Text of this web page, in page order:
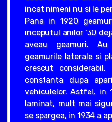
incat nimeni nu si le
Pana in 1920
inceputul anilor ‘30
aveau geamuri.
geamurile laterale si
crescut
constanta dupa
vehiculelor. Astfel, in
laminat, mult mai
se spargea, in 1934 a